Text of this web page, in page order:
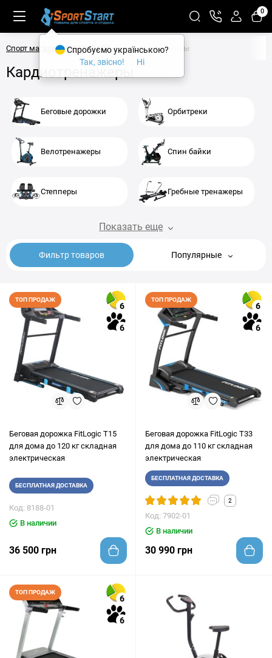
0
Спорт магазин SPORTSTART Кардиотренажеры
Кардиотренажеры
Беговые дорожки Орбитреки
Велотренажеры Спин байки
Степперы Гребные тренажеры
Показать еще
Фильтр товаров Популярные
6
6
ТОП ПРОДАЖ
Беговая дорожка FitLogic T15
для дома до 120 кг складная
электрическая
БЕСПЛАТНАЯ ДОСТАВКА
Код: 8188-01
В наличии
36 500 грн
6
6
ТОП ПРОДАЖ
Беговая дорожка FitLogic T33
для дома до 110 кг складная
электрическая
БЕСПЛАТНАЯ ДОСТАВКА
2
Код: 7902-01
В наличии
30 990 грн
6
6
ТОП ПРОДАЖ
Спробуємо українською?
Так, звісно!
Ні